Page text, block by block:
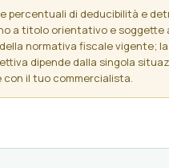
percentuali di deducibilità e
a titolo orientativo e soggette
normativa fiscale vigente; la
dipende dalla singola
con il tuo commercialista.